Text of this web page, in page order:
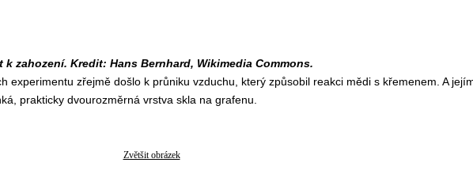
zahození. Kredit: Hans Bernhard, Wikimedia Commons.
experimentu zřejmě došlo k průniku vzduchu, který způsobil reakci mědi s křemenem. A
prakticky dvourozměrná vrstva skla na grafenu.
Zvětšit obrázek